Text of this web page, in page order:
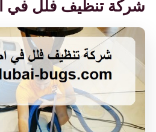
شركة تنظيف فلل في